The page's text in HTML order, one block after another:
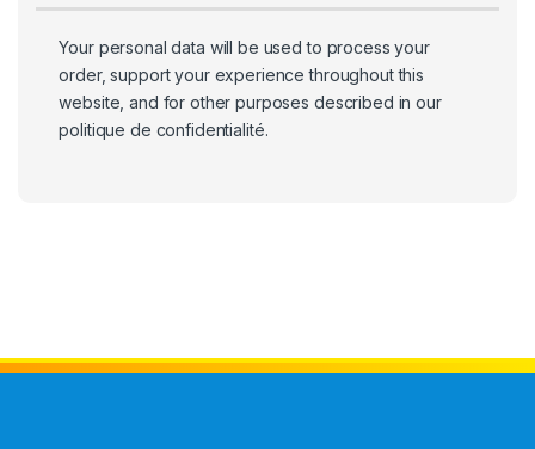
Your personal data will be used to process your
order, support your experience throughout this
website, and for other purposes described in our
politique de confidentialité.